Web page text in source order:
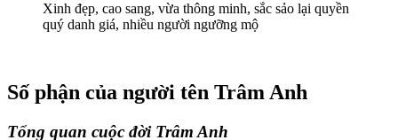
Xinh đẹp, cao sang, vừa thông minh, sắc sảo lại quyền
quý danh giá, nhiều người ngưỡng mộ
Số phận của người tên Trâm Anh
Tổng quan cuộc đời Trâm Anh